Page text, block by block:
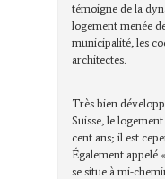
témoigne de la
logement menée
municipalité, les
architectes.
Très bien
Suisse, le
cent ans; il est
Également appelé
se situe à mi-